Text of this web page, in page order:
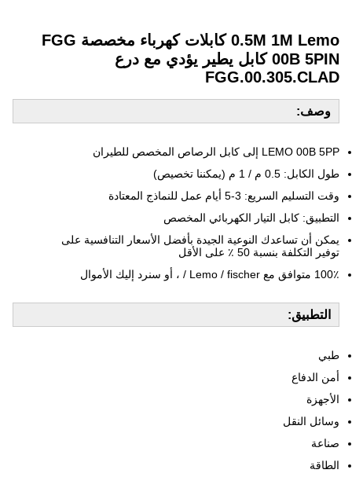
0.5M 1M Lemo كابلات كهرباء مخصصة FGG
00B 5PIN كابل يطير يؤدي مع درع
FGG.00.305.CLAD
وصف:
LEMO 00B 5PP إلى كابل الرصاص المخصص للطيران
طول الكابل: 0.5 م / 1 م (يمكننا تخصيص)
وقت التسليم السريع: 3-5 أيام عمل للنماذج المعتادة
التطبيق: كابل التيار الكهربائي المخصص
يمكن أن تساعدك النوعية الجيدة بأفضل الأسعار التنافسية على
توفير التكلفة بنسبة 50 ٪ على الأقل
100٪ متوافق مع Lemo / fischer / ، أو سنرد إليك الأموال
التطبيق:
طبي
أمن الدفاع
الأجهزة
وسائل النقل
صناعة
الطاقة